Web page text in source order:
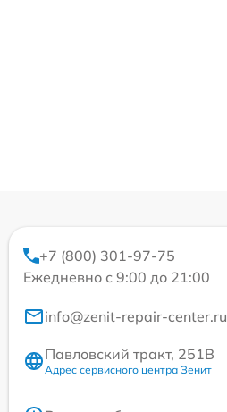
+7 (800) 301-97-75
Ежедневно с 9:00 до 21:00
info@zenit-repair-center.ru
Павловский тракт, 251В
Адрес сервисного центра Зенит